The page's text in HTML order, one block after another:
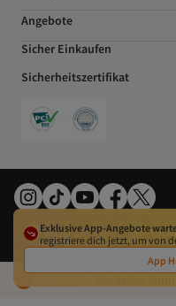
Exklusive App-Angebote
registriere dich jetzt, um von
App
Angebote
Sicher Einkaufen
Sicherheitszertifikat
Cookie-PräferenzenGesetz über
EU-